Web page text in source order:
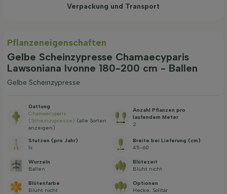
Verpackung und Transport
Pflanzeneigenschaften
Gelbe Scheinzypresse Chamaecyparis
Lawsoniana Ivonne 180-200 cm - Ballen
Gelbe Scheinzypresse
Gattung
Chamaecyparis
(Scheinzypresse) (alle Sorten
anzeigen)
Anzahl Pflanzen pro
laufendem Meter
2
Stutzen (pro Jahr)
1x
Breite bei Lieferung (cm)
45-60
Wurzeln
Ballen
Blütezeit
Blüht nicht
Blütenfarbe
Blüht nicht
Optionen
Hecke, Solitär